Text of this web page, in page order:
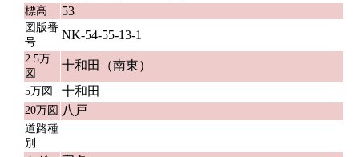
標高 53
図版番
号
NK-54-55-13-1
2.5万
図
十和田（南東）
5万図 十和田
20万図 八戸
道路種
別